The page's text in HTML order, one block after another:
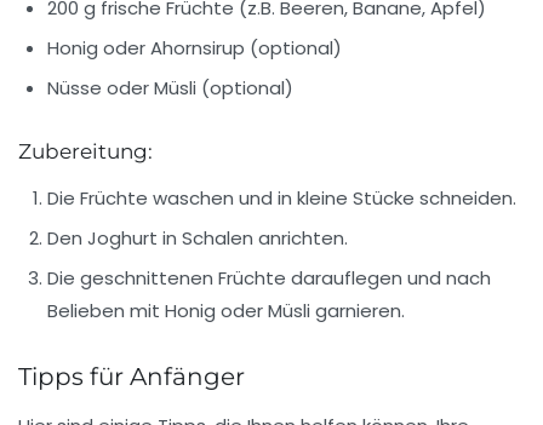
200 g frische Früchte (z.B. Beeren, Banane, Apfel)
Honig oder Ahornsirup (optional)
Nüsse oder Müsli (optional)
Zubereitung:
Die Früchte waschen und in kleine Stücke schneiden.
Den Joghurt in Schalen anrichten.
Die geschnittenen Früchte darauflegen und nach
Belieben mit Honig oder Müsli garnieren.
Tipps für Anfänger